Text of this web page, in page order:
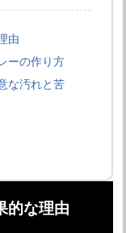
別の対処方法
由
ーの作り方
な汚れと苦
的な理由